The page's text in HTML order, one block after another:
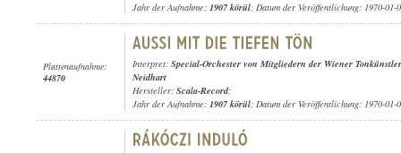
Jahr der Aufnahme: 1907 körül; Datum der Veröffentlichung: 1970-01-
Plattenaufnahme:
44870
Interpret: Special-Orchester von Mitgliedern der Wiener Tonkünstler
Neidhart
Hersteller: Scala-Record;
Jahr der Aufnahme: 1907 körül; Datum der Veröffentlichung: 1970-01-